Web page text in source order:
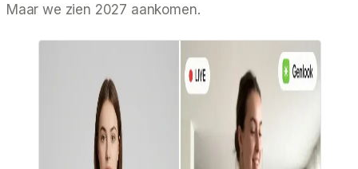
Maar we zien 2027 aankomen.